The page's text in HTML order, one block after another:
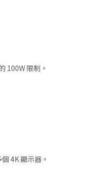
100W 限制。
4K 顯示器。